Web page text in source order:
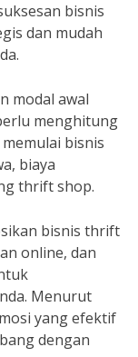
bisnis
dan mudah
modal awal
menghitung
bisnis
biaya
thrift shop.
bisnis thrift
online, dan
Menurut
yang efektif
dengan